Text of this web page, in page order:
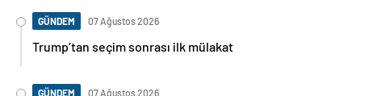
GÜNDEM 07 Ağustos 2026
Trump’tan seçim sonrası ilk mülakat
GÜNDEM 07 Ağustos 2026